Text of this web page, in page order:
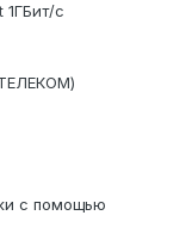
1ГБит/c
с помощью